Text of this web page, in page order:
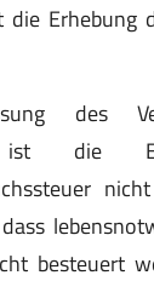
die Erhebung
des
ist die
besteuert